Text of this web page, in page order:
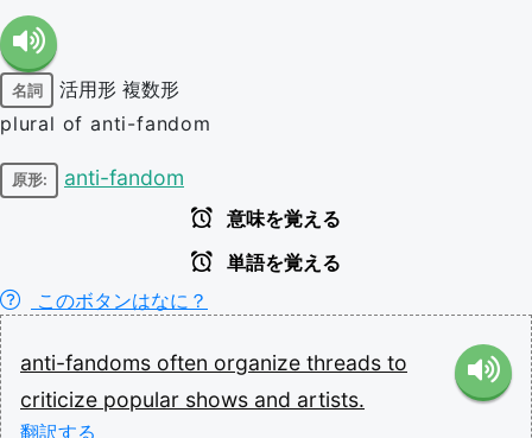
名詞 活用形 複数形
plural of anti-fandom
原形: anti-fandom
意味を覚える
単語を覚える
このボタンはなに？
anti-fandoms often organize threads to
criticize popular shows and artists.
翻訳する